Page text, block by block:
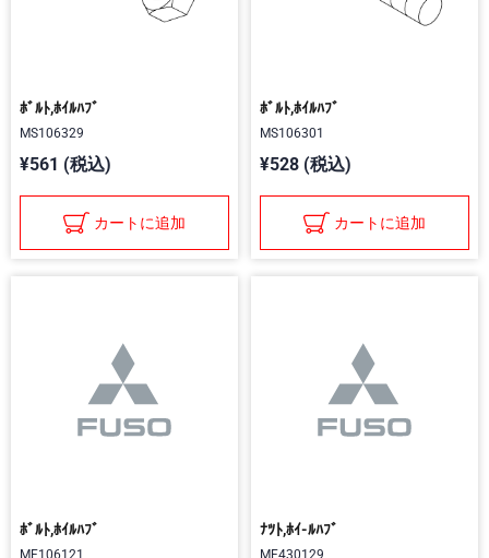
ﾎﾞﾙﾄ,ﾎｲﾙﾊﾌﾞ
MS106329
¥561 (税込)
カートに追加
ﾎﾞﾙﾄ,ﾎｲﾙﾊﾌﾞ
MS106301
¥528 (税込)
カートに追加
ﾎﾞﾙﾄ,ﾎｲﾙﾊﾌﾞ
MF106121
ﾅﾂﾄ,ﾎｲ-ﾙﾊﾌﾞ
MF430129